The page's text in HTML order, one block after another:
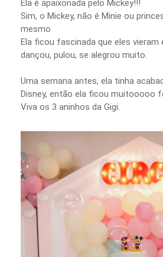
Ela é apaixonada pelo Mickey!!!
Sim, o Mickey, não é Minie ou
mesmo
Ela ficou fascinada que eles
dançou, pulou, se alegrou muito.
Uma semana antes, ela tinha
Disney, então ela ficou muitooooo
Viva os 3 aninhos da Gigi.